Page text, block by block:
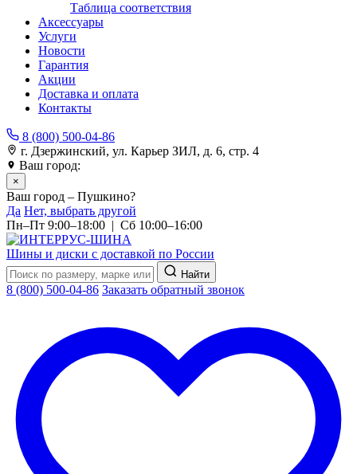
Таблица соответствия
Аксессуары
Услуги
Новости
Гарантия
Акции
Доставка и оплата
Контакты
8 (800) 500-04-86
г. Дзержинский, ул. Карьер ЗИЛ, д. 6, стр. 4
Ваш город:
×
Ваш город – Пушкино?
Да Нет, выбрать другой
Пн–Пт 9:00–18:00 | Сб 10:00–16:00
Шины и диски с доставкой по России
Найти
8 (800) 500-04-86 Заказать обратный звонок